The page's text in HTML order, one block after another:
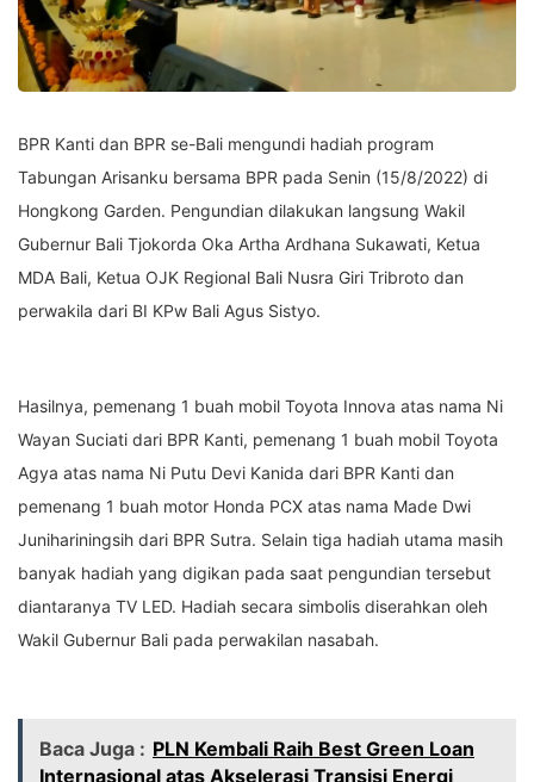
BPR Kanti dan BPR se-Bali mengundi hadiah program
Tabungan Arisanku bersama BPR pada Senin (15/8/2022) di
Hongkong Garden. Pengundian dilakukan langsung Wakil
Gubernur Bali Tjokorda Oka Artha Ardhana Sukawati, Ketua
MDA Bali, Ketua OJK Regional Bali Nusra Giri Tribroto dan
perwakila dari BI KPw Bali Agus Sistyo.
Hasilnya, pemenang 1 buah mobil Toyota Innova atas nama Ni
Wayan Suciati dari BPR Kanti, pemenang 1 buah mobil Toyota
Agya atas nama Ni Putu Devi Kanida dari BPR Kanti dan
pemenang 1 buah motor Honda PCX atas nama Made Dwi
Junihariningsih dari BPR Sutra. Selain tiga hadiah utama masih
banyak hadiah yang digikan pada saat pengundian tersebut
diantaranya TV LED. Hadiah secara simbolis diserahkan oleh
Wakil Gubernur Bali pada perwakilan nasabah.
Baca Juga : PLN Kembali Raih Best Green Loan
Internasional atas Akselerasi Transisi Energi